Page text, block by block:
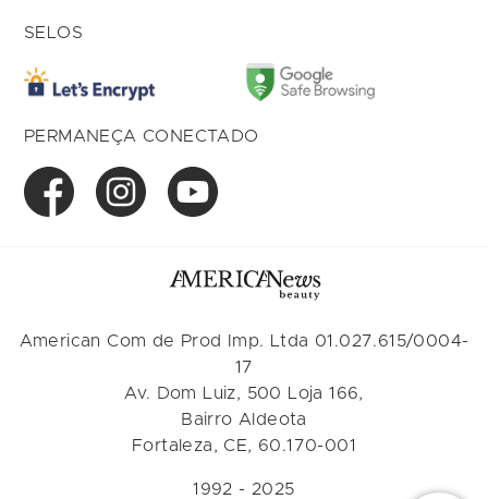
SELOS
PERMANEÇA CONECTADO
American Com de Prod Imp. Ltda 01.027.615/0004-
17
Av. Dom Luiz, 500 Loja 166,
Bairro Aldeota
Fortaleza, CE, 60.170-001
1992 - 2025